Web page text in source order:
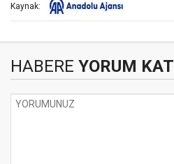
Kaynak:
HABERE YORUM KAT